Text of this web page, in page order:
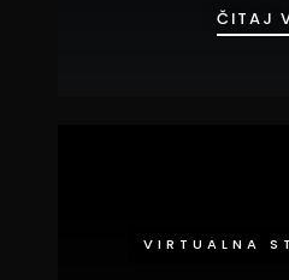
ČITAJ
VIRTUALNA